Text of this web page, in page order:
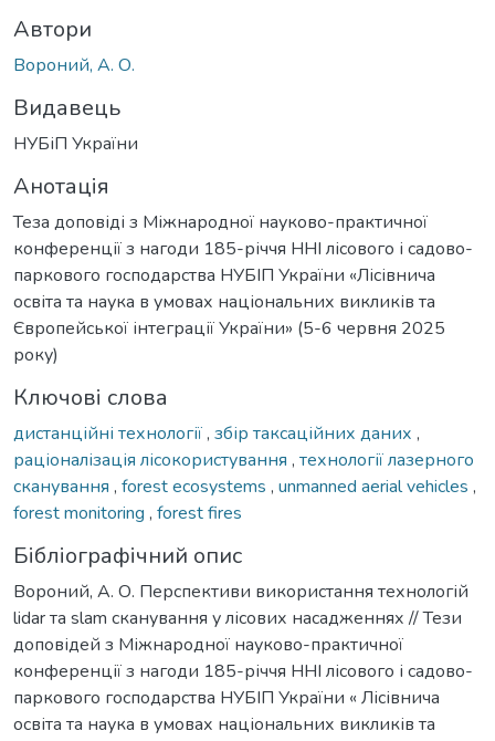
Автори
Вороний, А. О.
Видавець
НУБіП України
Анотація
Теза доповіді з Міжнародної науково-практичної
конференції з нагоди 185-річчя ННІ лісового і садово-
паркового господарства НУБІП України «Лісівнича
освіта та наука в умовах національних викликів та
Європейської інтеграції України» (5-6 червня 2025
року)
Ключові слова
дистанційні технології, збір таксаційних даних ,
раціоналізація лісокористування , технології лазерного
сканування , forest ecosystems , unmanned aerial vehicles ,
forest monitoring , forest fires
Бібліографічний опис
Вороний, А. О. Перспективи використання технологій
lidar та slam сканування у лісових насадженнях // Тези
доповідей з Міжнародної науково-практичної
конференції з нагоди 185-річчя ННІ лісового і садово-
паркового господарства НУБІП України « Лісівнича
освіта та наука в умовах національних викликів та